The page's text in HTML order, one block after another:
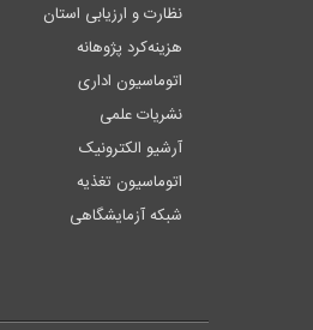
نظارت و ارزیابی استان
هزینه‌کرد پژوهانه
اتوماسیون اداری
نشریات علمی
آرشیو الکترونیک
اتوماسیون تغذیه
شبکه آزمایشگاهی